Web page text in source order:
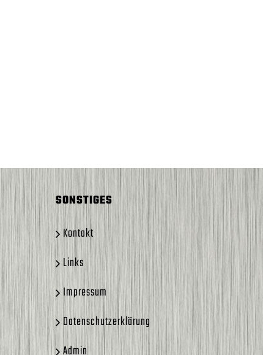
SONSTIGES
Kontakt
Links
Impressum
Datenschutzerklärung
Admin